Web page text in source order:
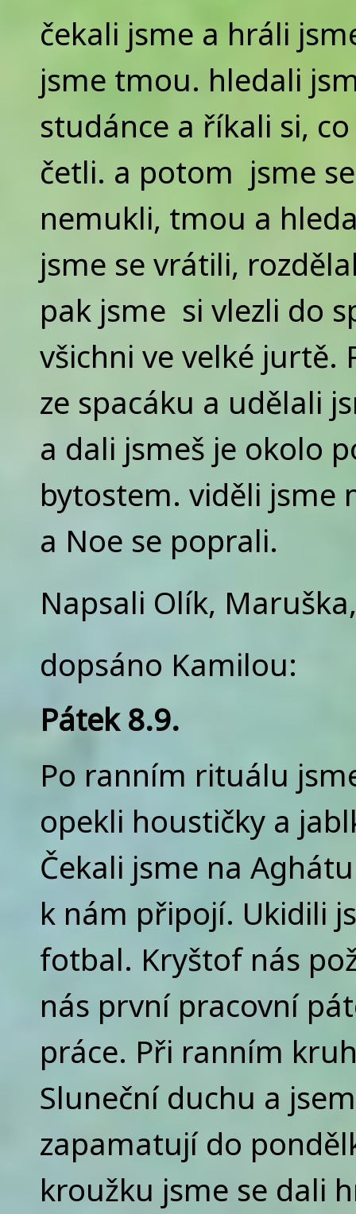
čekali jsme a hráli
jsme tmou. hledali
studánce a říkali si,
četli. a potom jsme
nemukli, tmou a
jsme se vrátili,
pak jsme si vlezli do
všichni ve velké jurtě.
ze spacáku a udělali
a dali jsmeš je okolo
bytostem. viděli jsme
a Noe se poprali.
Napsali Olík,
dopsáno Kamilou:
Pátek 8.9.
Po ranním rituálu
opekli houstičky a
Čekali jsme na
k nám připojí. Ukidili
fotbal. Kryštof nás
nás první pracovní
práce. Při ranním
Sluneční duchu a
zapamatují do
kroužku jsme se dali